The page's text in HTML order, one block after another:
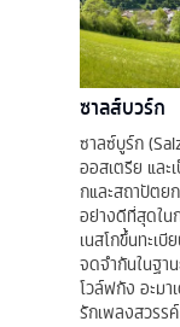
ซาลส์บวร์ก
ซาลซ์บูร์ก
ออสเตรีย และ
กและสถาปัตย
อย่างดีที่สุดใน
เนสโกขึ้นทะเ
จดจำกันในฐา
โวล์ฟกัง อะม
รักเพลงสวรร